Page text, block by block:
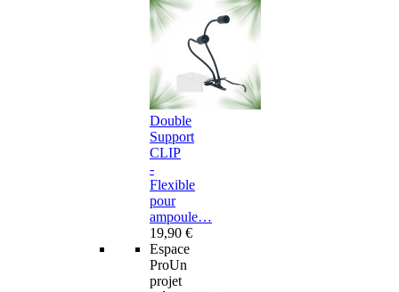
Double
Support
CLIP
-
Flexible
pour
ampoule…
19,90 €
Espace
ProUn
projet